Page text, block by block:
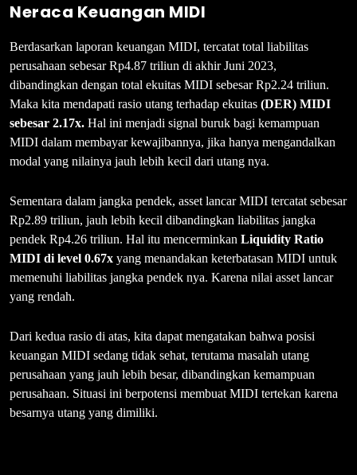
Neraca Keuangan MIDI
Berdasarkan laporan keuangan MIDI, tercatat total liabilitas
perusahaan sebesar Rp4.87 triliun di akhir Juni 2023,
dibandingkan dengan total ekuitas MIDI sebesar Rp2.24 triliun.
Maka kita mendapati rasio utang terhadap ekuitas (DER) MIDI
sebesar 2.17x. Hal ini menjadi signal buruk bagi kemampuan
MIDI dalam membayar kewajibannya, jika hanya mengandalkan
modal yang nilainya jauh lebih kecil dari utang nya.
Sementara dalam jangka pendek, asset lancar MIDI tercatat sebesar
Rp2.89 triliun, jauh lebih kecil dibandingkan liabilitas jangka
pendek Rp4.26 triliun. Hal itu mencerminkan Liquidity Ratio
MIDI di level 0.67x yang menandakan keterbatasan MIDI untuk
memenuhi liabilitas jangka pendek nya. Karena nilai asset lancar
yang rendah.
Dari kedua rasio di atas, kita dapat mengatakan bahwa posisi
keuangan MIDI sedang tidak sehat, terutama masalah utang
perusahaan yang jauh lebih besar, dibandingkan kemampuan
perusahaan. Situasi ini berpotensi membuat MIDI tertekan karena
besarnya utang yang dimiliki.